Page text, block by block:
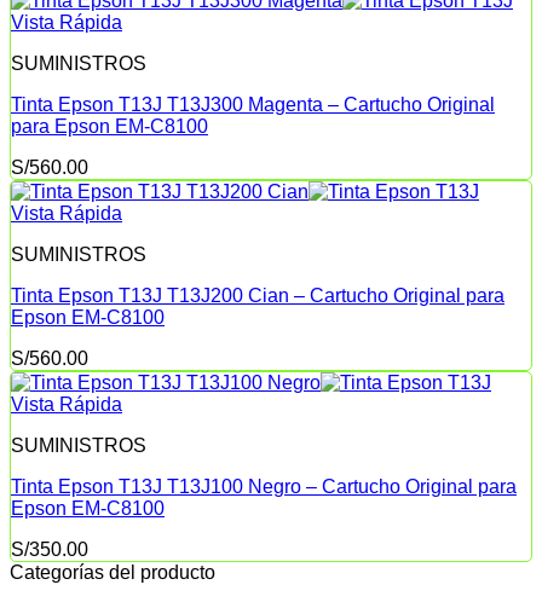
Vista Rápida
SUMINISTROS
Tinta Epson T13J T13J300 Magenta – Cartucho Original
para Epson EM-C8100
S/560.00
Vista Rápida
SUMINISTROS
Tinta Epson T13J T13J200 Cian – Cartucho Original para
Epson EM-C8100
S/560.00
Vista Rápida
SUMINISTROS
Tinta Epson T13J T13J100 Negro – Cartucho Original para
Epson EM-C8100
S/350.00
Categorías del producto